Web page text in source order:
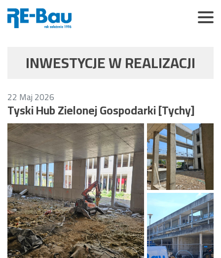
INWESTYCJE W REALIZACJI
22 Maj2026
Tyski Hub Zielonej Gospodarki [Tychy]